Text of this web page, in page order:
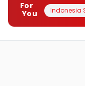
For
You
Indonesia